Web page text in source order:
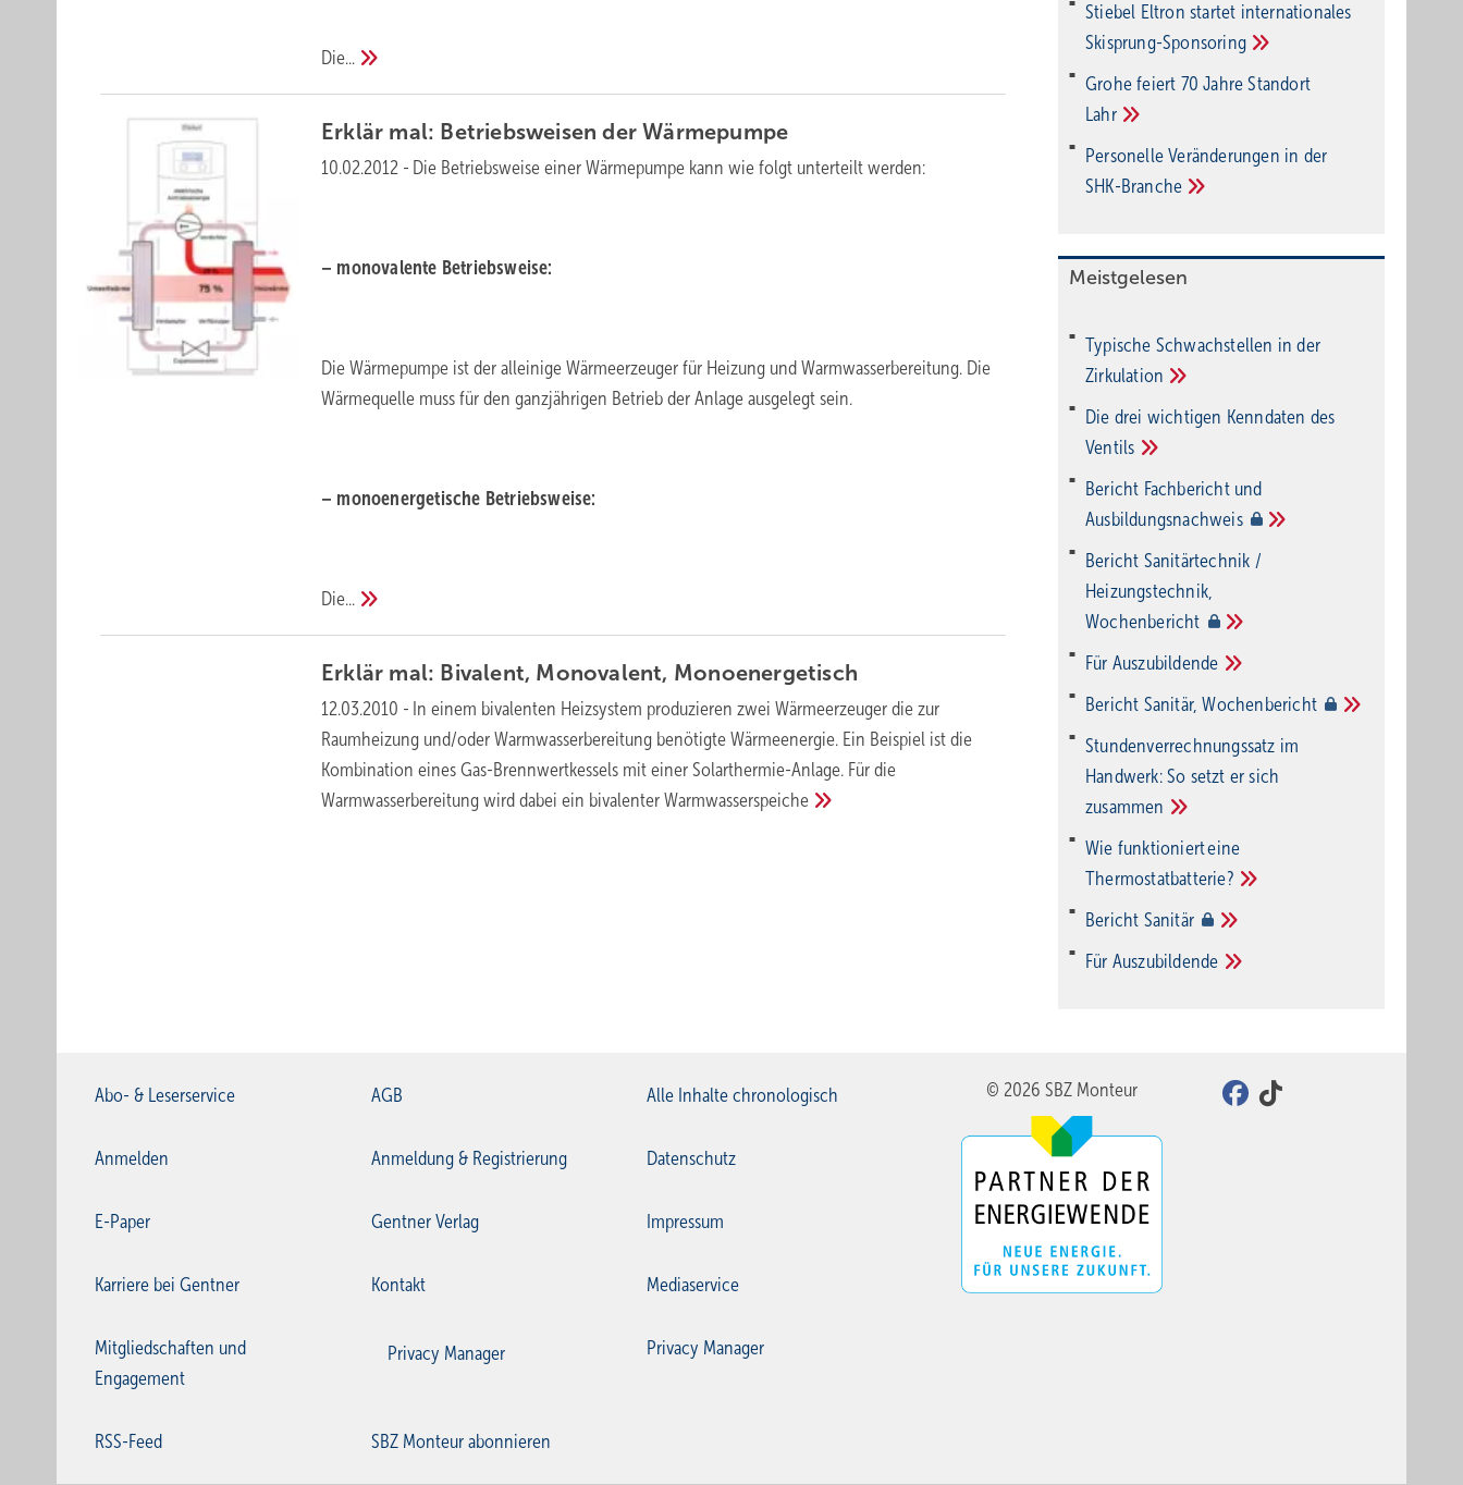
Die...
Erklär mal: Betriebsweisen derWärmepumpe
10.02.2012 - Die Betriebsweise einer Wärmepumpe kann wie folgt unterteilt werden:
– monovalente Betriebsweise:
Die Wärmepumpe ist der alleinige Wärmeerzeuger für Heizung und Warmwasserbereitung. Die
Wärmequelle muss für den ganzjährigen Betrieb der Anlage ausgelegt sein.
– monoenergetische Betriebsweise:
Die...
Erklär mal: Bivalent, Monovalent, Monoenergetisch
12.03.2010 - In einem bivalenten Heizsystem produzieren zwei Wärmeerzeuger die zur
Raumheizung und/oder Warmwasserbereitung benötigte Wärmeenergie. Ein Beispiel ist die
Kombination eines Gas-Brennwertkessels mit einer Solarthermie-Anlage. Für die
Warmwasserbereitung wird dabei ein bivalenterWarmwasserspeiche
Stiebel Eltron startet internatio­nales
Ski­sprung-Spon­soring
Grohe feiert 70 Jahre Standort
Lahr
Personelle Veränderungen in der
SHK-Branche
Meistgelesen
Typische Schwachstellen in der
Zirkulation
Die drei wichtigen Kenndaten des
Ventils
Bericht Fachbericht und
Ausbildungsnachweis
Bericht Sanitärtechnik /
Heizungstechnik,
Wochenbericht
Für Auszubildende
Bericht Sanitär,Wochenbericht
Stundenverrechnungssatz im
Handwerk: So setzt er sich
zusammen
Wie funktioniert eine
Thermostatbatterie?
Bericht Sanitär
Für Auszubildende
Abo- & Leserservice AGB Alle Inhalte chronologisch
Anmelden Anmeldung & Registrierung Datenschutz
E-Paper Gentner Verlag Impressum
Karriere bei Gentner Kontakt Mediaservice
Mitgliedschaften und
Engagement
Privacy Manager Privacy Manager
RSS-Feed SBZ Monteur abonnieren
© 2026 SBZ Monteur